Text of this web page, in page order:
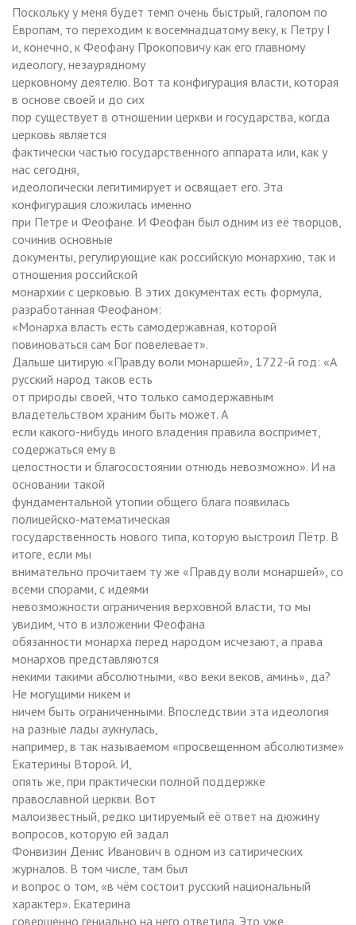
Поскольку у меня будет темп очень быстрый, галопом по
Европам, то переходим к восемнадцатому веку, к Петру I
и, конечно, к Феофану Прокоповичу как его главному
идеологу, незаурядному
церковному деятелю. Вот та конфигурация власти, которая
в основе своей и до сих
пор существует в отношении церкви и государства, когда
церковь является
фактически частью государственного аппарата или, как у
нас сегодня,
идеологически легитимирует и освящает его. Эта
конфигурация сложилась именно
при Петре и Феофане. И Феофан был одним из её творцов,
сочинив основные
документы, регулирующие как российскую монархию, так и
отношения российской
монархии с церковью. В этих документах есть формула,
разработанная Феофаном:
«Монарха власть есть самодержавная, которой
повиноваться сам Бог повелевает».
Дальше цитирую «Правду воли монаршей», 1722-й год: «А
русский народ таков есть
от природы своей, что только самодержавным
владетельством храним быть может. А
если какого-нибудь иного владения правила воспримет,
содержаться ему в
целостности и благосостоянии отнюдь невозможно». И на
основании такой
фундаментальной утопии общего блага появилась
полицейско-математическая
государственность нового типа, которую выстроил Пётр. В
итоге, если мы
внимательно прочитаем ту же «Правду воли монаршей», со
всеми спорами, с идеями
невозможности ограничения верховной власти, то мы
увидим, что в изложении Феофана
обязанности монарха перед народом исчезают, а права
монархов представляются
некими такими абсолютными, «во веки веков, аминь», да?
Не могущими никем и
ничем быть ограниченными. Впоследствии эта идеология
на разные лады аукнулась,
например, в так называемом «просвещенном абсолютизме»
Екатерины Второй. И,
опять же, при практически полной поддержке
православной церкви. Вот
малоизвестный, редко цитируемый её ответ на дюжину
вопросов, которую ей задал
Фонвизин Денис Иванович в одном из сатирических
журналов. В том числе, там был
и вопрос о том, «в чём состоит русский национальный
характер». Екатерина
совершенно гениально на него ответила. Это уже